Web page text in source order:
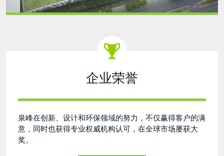
企业荣誉
泉峰在创新、设计和环保领域的努力，不仅赢得客户的满
意，同时也获得专业权威机构认可，在全球市场屡获大
奖。